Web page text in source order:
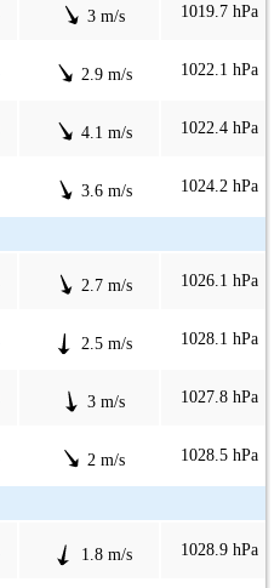
3 m/s 1019.7 hPa
2.9 m/s 1022.1 hPa
4.1 m/s 1022.4 hPa
3.6 m/s 1024.2 hPa
2.7 m/s 1026.1 hPa
2.5 m/s 1028.1 hPa
3 m/s 1027.8 hPa
2 m/s 1028.5 hPa
1.8 m/s 1028.9 hPa